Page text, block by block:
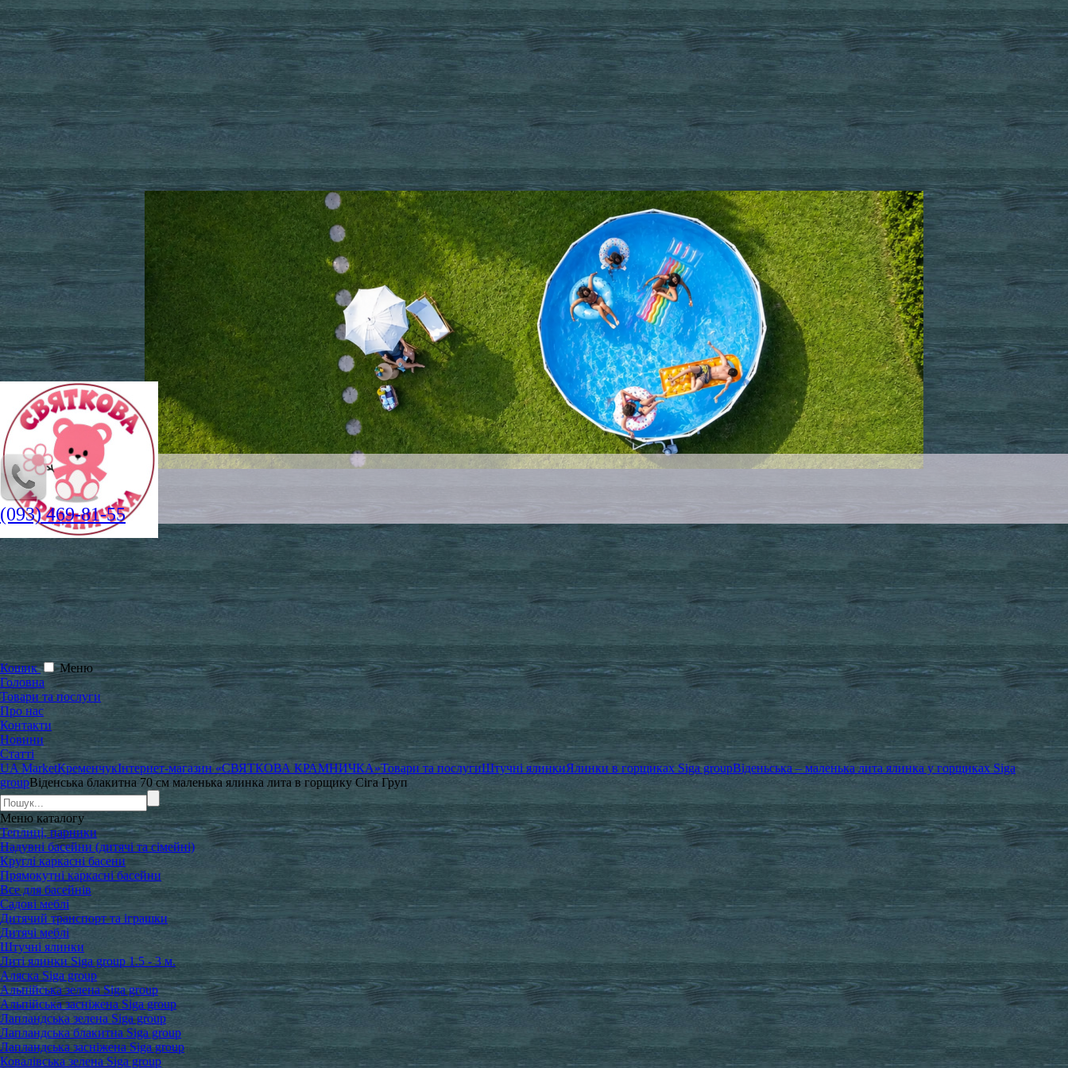
(093) 469-81-55
Кошик
Меню
Головна
Товари та послуги
Про нас
Контакти
Новини
Статті
UA MarketКременчукІнтернет-магазин «СВЯТКОВА КРАМНИЧКА»Товари та послугиШтучні ялинкиЯлинки в горщиках Siga groupВіденьська – маленька лита ялинка у горщиках Siga
groupВіденська блакитна 70 см маленька ялинка лита в горщику Сіга Груп
Меню каталогу
Теплиці, парники
Надувні басейни (дитячі та сімейні)
Круглі каркасні басени
Прямокутні каркасні басейни
Все для басейнів
Садові меблі
Дитячий транспорт та іграшки
Дитячі меблі
Штучні ялинки
Литі ялинки Siga group 1.5 - 3 м.
Аляска Siga group
Альпійська зелена Siga group
Альпійська засніжена Siga group
Лапландська зелена Siga group
Лапландська блакитна Siga group
Лапландська засніжена Siga group
Ковалівська зелена Siga group